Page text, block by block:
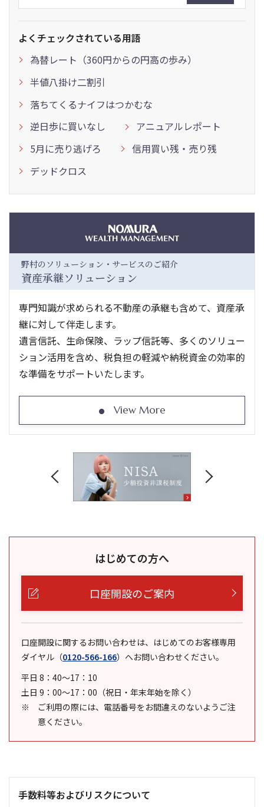
よくチェックされている用語
為替レート（360円からの円高の歩み）
半値八掛け二割引
落ちてくるナイフはつかむな
逆日歩に買いなし
アニュアルレポート
5月に売り逃げろ
信用買い残・売り残
デッドクロス
野村のソリューション・サービスのご紹介
資産承継ソリューション
専門知識が求められる不動産の承継も含めて、資産承
継に対して伴走します。
遺言信託、生命保険、ラップ信託等、多くのソリュー
ション活用を含め、税負担の軽減や納税資金の効率的
な準備をサポートいたします。
View More
はじめての方へ
口座開設のご案内
口座開設に関するお問い合わせは、はじめてのお客様専用
ダイヤル （0120-566-166） へお問い合わせください。
平日 8：40～17：10
土日 9：00～17：00（祝日・年末年始を除く）
ご利用の際には、電話番号をお間違えのないようご注
意ください。
手数料等およびリスクについて